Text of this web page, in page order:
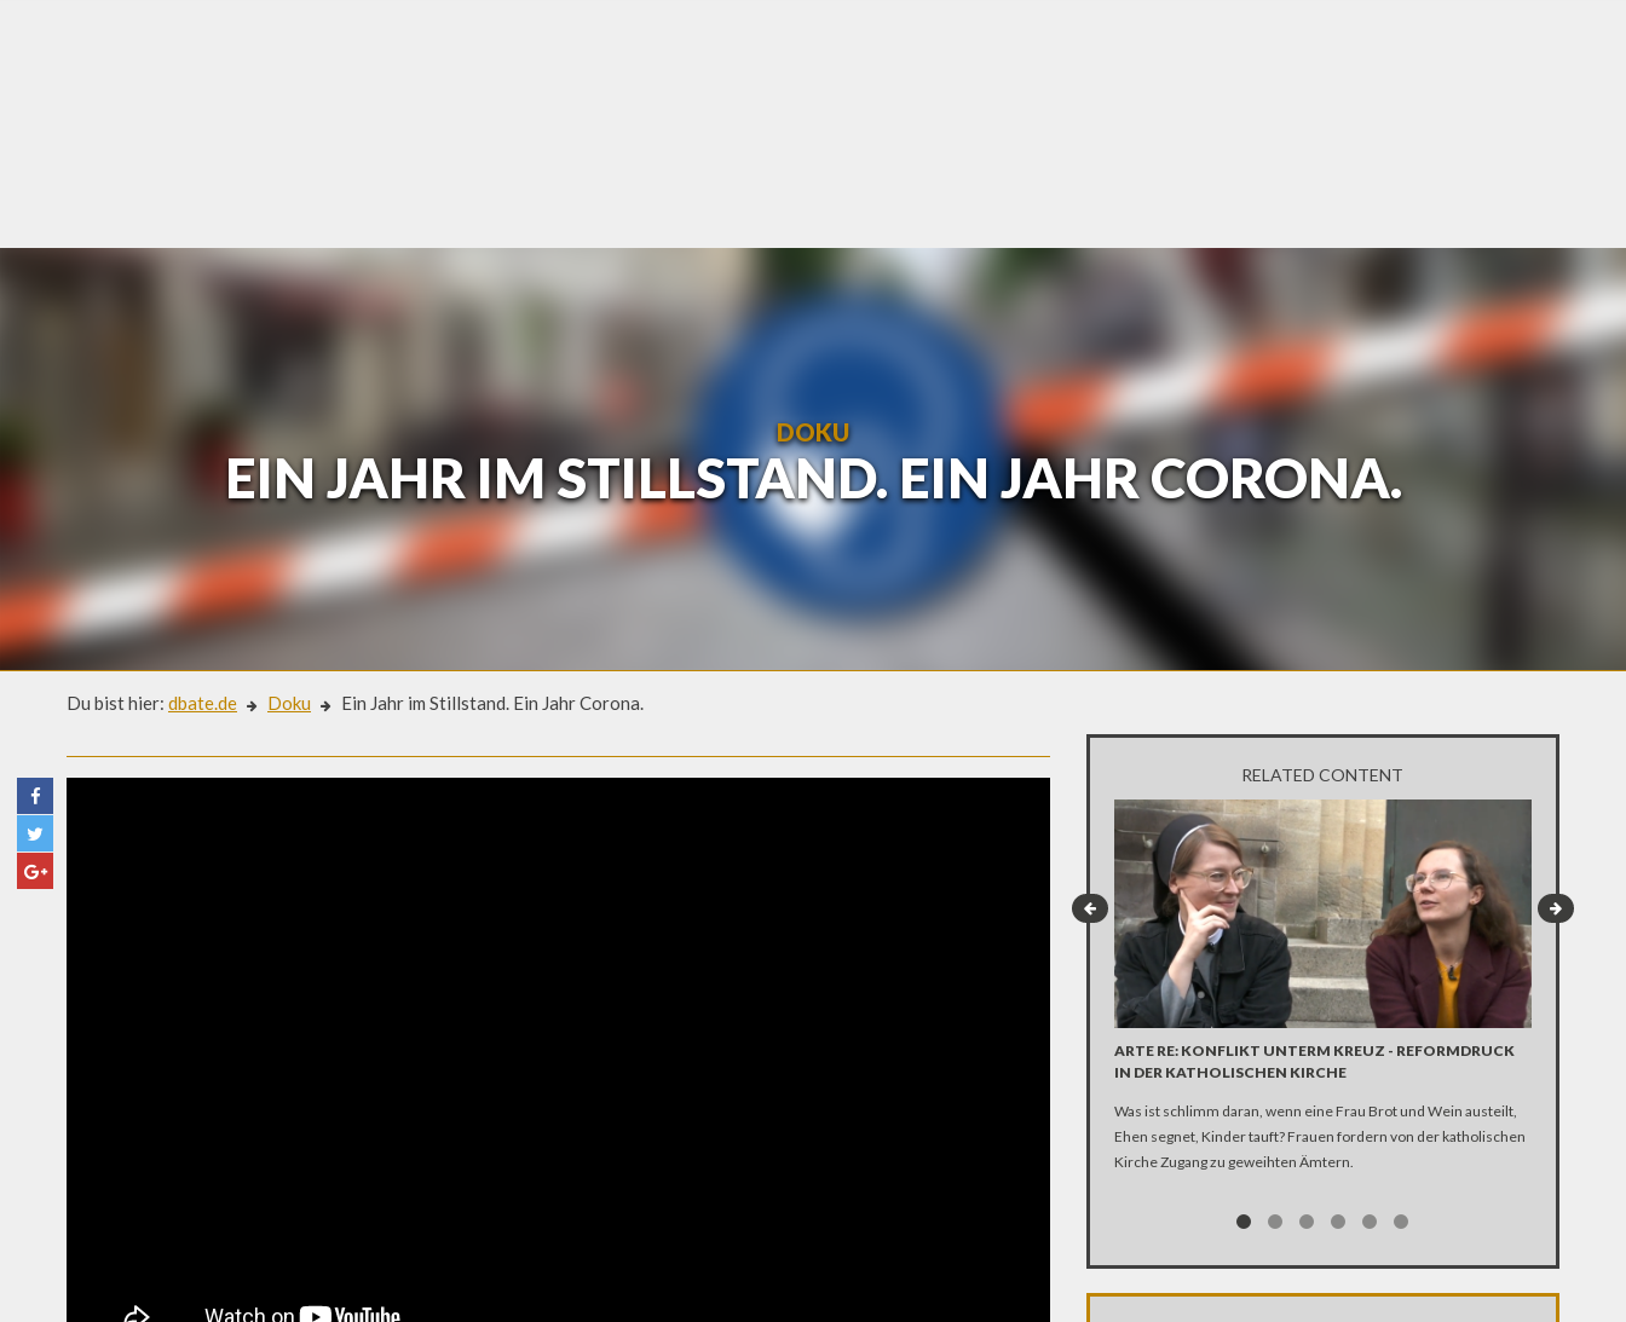
DOKU
EIN JAHR IM STILLSTAND. EIN JAHR CORONA.
Du bist hier: dbate.de Doku Ein Jahr im Stillstand. Ein Jahr Corona.
RELATED CONTENT
ARTE RE: KONFLIKT UNTERM KREUZ - REFORMDRUCK
IN DER KATHOLISCHEN KIRCHE
Was ist schlimm daran, wenn eine Frau Brot und Wein austeilt,
Ehen segnet, Kinder tauft? Frauen fordern von der katholischen
Kirche Zugang zu geweihten Ämtern.